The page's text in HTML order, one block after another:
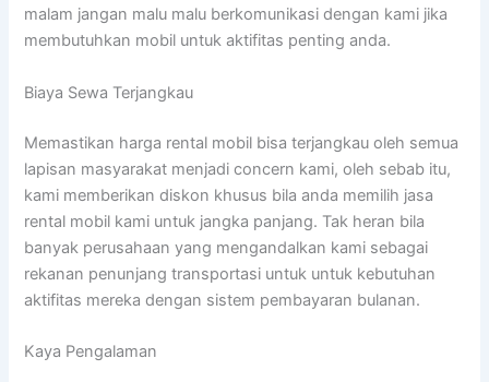
malam jangan malu malu berkomunikasi dengan kami jika
membutuhkan mobil untuk aktifitas penting anda.
Biaya Sewa Terjangkau
Memastikan harga rental mobil bisa terjangkau oleh semua
lapisan masyarakat menjadi concern kami, oleh sebab itu,
kami memberikan diskon khusus bila anda memilih jasa
rental mobil kami untuk jangka panjang. Tak heran bila
banyak perusahaan yang mengandalkan kami sebagai
rekanan penunjang transportasi untuk untuk kebutuhan
aktifitas mereka dengan sistem pembayaran bulanan.
Kaya Pengalaman